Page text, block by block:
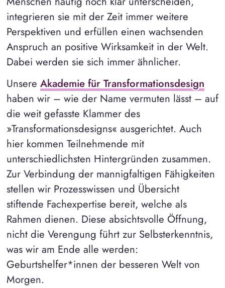
integrieren sie mit der Zeit immer weitere
Perspektiven und erfüllen einen wachsenden
Anspruch an positive Wirksamkeit in der Welt.
Dabei werden sie sich immer ähnlicher.
Unsere Akademie für Transformationsdesign
haben wir – wie der Name vermuten lässt – auf
die weit gefasste Klammer des
»Transformationsdesigns« ausgerichtet. Auch
hier kommen Teilnehmende mit
unterschiedlichsten Hintergründen zusammen.
Zur Verbindung der mannigfaltigen Fähigkeiten
stellen wir Prozesswissen und Übersicht
stiftende Fachexpertise bereit, welche als
Rahmen dienen. Diese absichtsvolle Öffnung,
nicht die Verengung führt zur Selbsterkenntnis,
was wir am Ende alle werden:
Geburtshelfer*innen der besseren Welt von
Morgen.